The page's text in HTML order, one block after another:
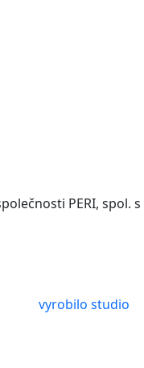
PERI, spol. s
vyrobilo studio